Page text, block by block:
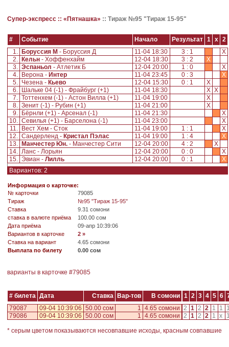
Супер-экспресс :: «Пятнашка» :: Тираж №95 "Тираж 15-95"
# Событие Начало Результат 1 x
2
1.
Боруссия М - Боруссия Д 11-04 18:30 3 : 1
X
2.
Кельн - Хоффенхайм 12-04 18:30 3 : 2
X
3. Эспаньол - Атлетик Б 12-04 20:00 1 : 0
X
4.
Верона - Интер 11-04 23:45 0 : 3
X
5. Чезена - Кьево 12-04 15:30 0 : 1
X
6.
Шальке 04 (-1) - Фрайбург (+1) 11-04 18:30 X X
7. Тоттенхем (-1) - Астон Вилла (+1) 11-04 19:00
X
8. Зенит (-1) - Рубин (+1) 11-04 21:00
X
9.
Бёрнли (+1) - Арсенал (-1) 11-04 21:30
X
10. Севилья (+1) - Барселона (-1) 11-04 23:00
X
11.
Вест Хем - Сток 11-04 19:00 1 : 1
X
12. Сандерленд - Кристал Пэлас 11-04 19:00 1 : 4
X
13.
Манчестер Юн. - Манчестер Сити 12-04 20:00 4 : 2
X
14. Ланс - Лорьян 12-04 20:00 0 : 0
X
15. Эвиан - Лилль 12-04 20:00 0 : 1
X
Вариантов: 2
Информация о карточке:
№ карточки
79085
Tираж
№95 "Тираж 15-95"
Ставка
9.31 сомони
ставка в валюте приёма
100.00 сом
Дата приёма
09-апр 10:39:06
Вариантов в карточке
2 »
Ставка на вариант
4.65 сомони
Выплата по билету
0.00 сом
варианты в карточке #79085
# билета Дата Ставка Вар-тов В сомони 1 2 3 4 5 6
79087
09-04 10:39:06 50.00 сом 1 4.65 сомони 2 1 2 2 1 1
79086
09-04 10:39:06 50.00 сом 1 4.65 сомони 2 1 2 2 1 x
* серым цветом показываются несовпавшие исходы, красным совпавшие